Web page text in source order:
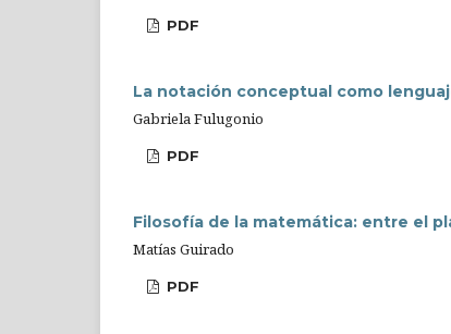
PDF
La notación conceptual como
Gabriela Fulugonio
PDF
Filosofía de la matemática: entre el
Matías Guirado
PDF